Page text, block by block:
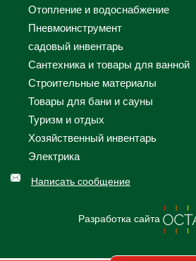
Отопление и водоснабжение
Пневмоинструмент
садовый инвентарь
Сантехника и товары для ванной
Строительные материалы
Товары для бани и сауны
Туризм и отдых
Хозяйственный инвентарь
Электрика
Написать сообщение
Разработка сайта